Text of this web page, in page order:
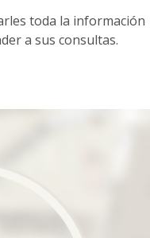
toda la información
a sus consultas.